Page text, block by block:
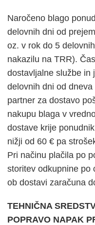
Naročeno blago
delovnih dni od
oz. v rok do 5
nakazilu na TRR).
dostavljalne službe in
delovnih dni od
partner za dostavo
nakupu blaga v
dostave krije
nižji od 60 € pa
Pri načinu plačila po
storitev odkupnine po
ob dostavi zaračuna
TEHNIČNA
POPRAVO NAPAK